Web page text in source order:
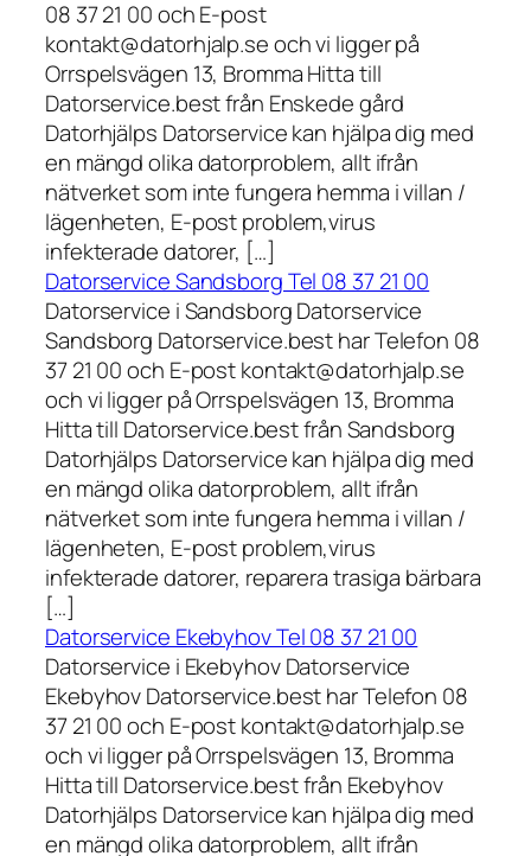
08 37 21 00 och E-post
kontakt@datorhjalp.se och vi ligger på
Orrspelsvägen 13, Bromma Hitta till
Datorservice.best från Enskede gård
Datorhjälps Datorservice kan hjälpa dig med
en mängd olika datorproblem, allt ifrån
nätverket som inte fungera hemma i villan /
lägenheten, E-post problem,virus
infekterade datorer, […]
Datorservice Sandsborg Tel 08 37 21 00
Datorservice i Sandsborg Datorservice
Sandsborg Datorservice.best har Telefon 08
37 21 00 och E-post kontakt@datorhjalp.se
och vi ligger på Orrspelsvägen 13, Bromma
Hitta till Datorservice.best från Sandsborg
Datorhjälps Datorservice kan hjälpa dig med
en mängd olika datorproblem, allt ifrån
nätverket som inte fungera hemma i villan /
lägenheten, E-post problem,virus
infekterade datorer, reparera trasiga bärbara
[…]
Datorservice Ekebyhov Tel 08 37 21 00
Datorservice i Ekebyhov Datorservice
Ekebyhov Datorservice.best har Telefon 08
37 21 00 och E-post kontakt@datorhjalp.se
och vi ligger på Orrspelsvägen 13, Bromma
Hitta till Datorservice.best från Ekebyhov
Datorhjälps Datorservice kan hjälpa dig med
en mängd olika datorproblem, allt ifrån